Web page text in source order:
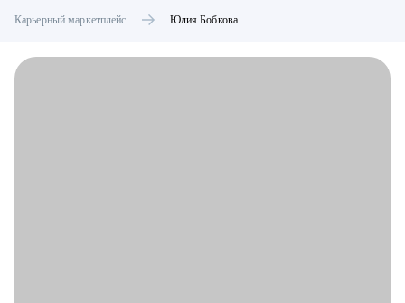
Карьерный маркетплейс Юлия Бобкова